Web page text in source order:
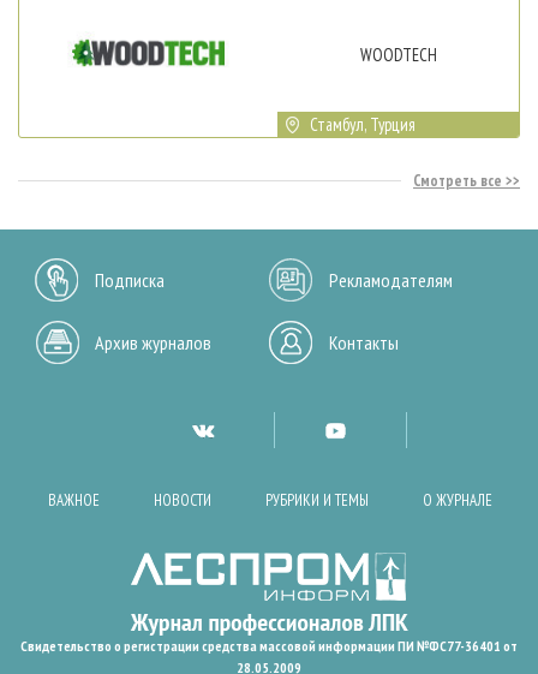
WOODTECH
Стамбул, Турция
Смотреть все
Подписка Рекламодателям
Архив журналов Контакты
ВАЖНОЕ НОВОСТИ РУБРИКИ И ТЕМЫ О ЖУРНАЛЕ
Свидетельство о регистрации средства массовой информации ПИ №ФС77-36401 от
28.05.2009